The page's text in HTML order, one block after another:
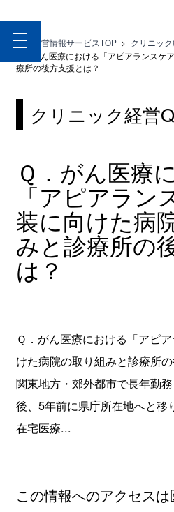
toggle
navigation
医療経営情報サービスTOP > クリニッ
Ｑ．がん医療における「アピアランスケ
療所の後方支援とは？
クリニック経営
Ｑ．がん医療
「アピアラン
装に向けた病
みと診療所の
は？
Ｑ．がん医療における「アピ
けた病院の取り組みと診療所
関東地方・郊外都市で長年勤
後、5年前に県庁所在地へと移
在宅医療...
この情報へのアクセス